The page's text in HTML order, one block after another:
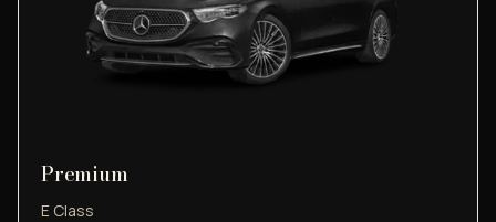
Premium
E Class